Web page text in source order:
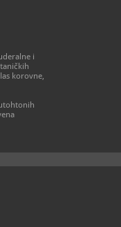
i
korovne,